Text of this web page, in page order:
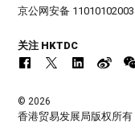
京公网安备
关注 HKTDC
© 2026
香港贸易发展局版权所有